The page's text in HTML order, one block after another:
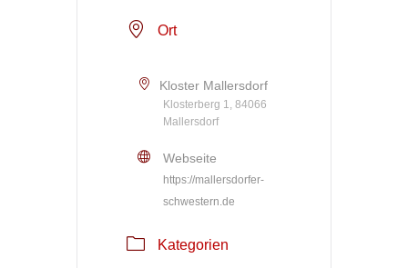
Ort
Kloster Mallersdorf
Klosterberg 1, 84066
Mallersdorf
Webseite
https://mallersdorfer-
schwestern.de
Kategorien